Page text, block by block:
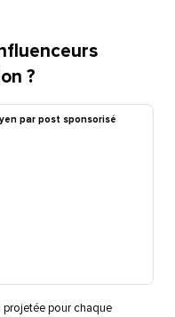
?​​
par post sponsorisé​​
projetée pour chaque